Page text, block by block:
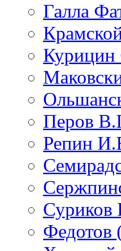
Галла
Перов
Репин
Федотов